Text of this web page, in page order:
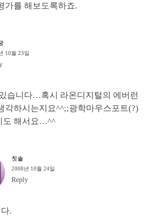
가를 해보도록하죠.
10월 23일
습니다…혹시 라온디지털의 에버런
각하시는지요^^;;광학마우스포트(?)
도 해서요…^^
칫솔
2008년 10월 24일
Reply
.